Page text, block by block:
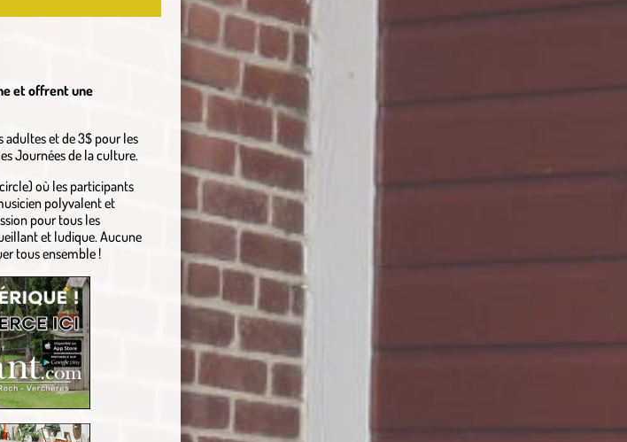
et offrent une
adultes et de 3$ pour les
Journées de la culture.
où les participants
polyvalent et
pour tous les
et ludique. Aucune
tous ensemble !